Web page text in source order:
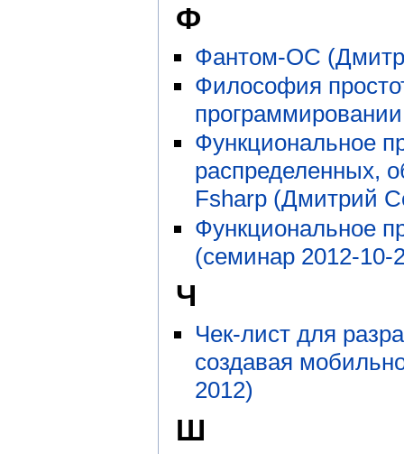
Ф
Фантом-ОС
Философия
Функциональное
распределенных,
Fsharp (Дмитрий
Функциональное
(семинар 2012-10-
Ч
Чек-лист для
создавая
2012)
Ш